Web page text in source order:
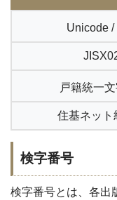
Unicode /
戸籍統一
住基ネット
検字番号
検字番号とは、各出